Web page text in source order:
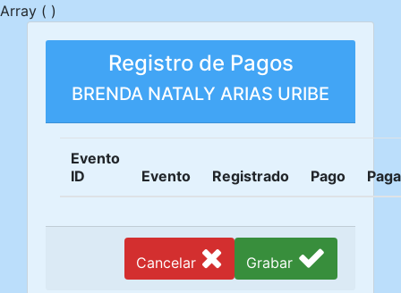
Array ( )
Registro de Pagos
BRENDA NATALY ARIAS URIBE
Evento
ID
Evento Registrado Pago
Grabar
Cancelar